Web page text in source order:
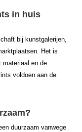
in huis
bij kunstgalerijen,
Het is
materiaal en de
voldoen aan de
duurzaam vanwege